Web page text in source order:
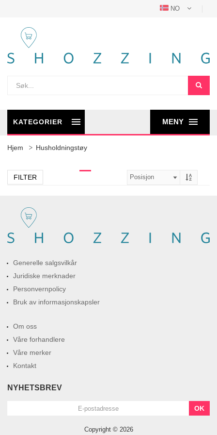
NO
MENY
KATEGORIER
Hjem Husholdningstøy
FILTER
Generelle salgsvilkår
Juridiske merknader
Personvernpolicy
Bruk av informasjonskapsler
Om oss
Våre forhandlere
Våre merker
Kontakt
NYHETSBREV
OK
Copyright © 2026